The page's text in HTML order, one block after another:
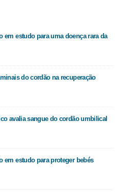
em estudo para uma doença rara da
do cordão na recuperação
avalia sangue do cordão umbilical
em estudo para proteger bebés